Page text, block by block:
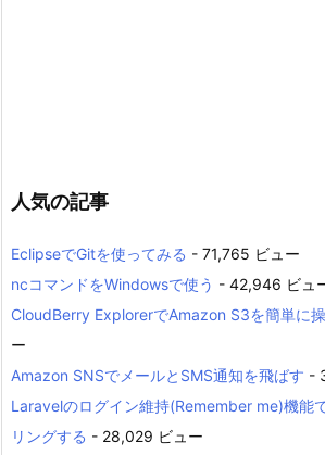
人気の記事
EclipseでGitを使ってみる - 71,765 ビュー
ncコマンドをWindowsで使う - 42,946 ビュ
CloudBerry ExplorerでAmazon S3を簡単に
ー
Amazon SNSでメールとSMS通知を飛ばす -
Laravelのログイン維持(Remember me)機能
リングする - 28,029 ビュー